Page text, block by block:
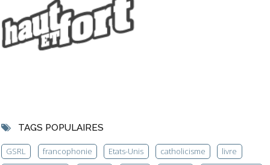
TAGS POPULAIRES
GSRL francophonie Etats-Unis catholicisme
livre